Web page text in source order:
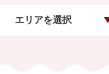
エリアを選択